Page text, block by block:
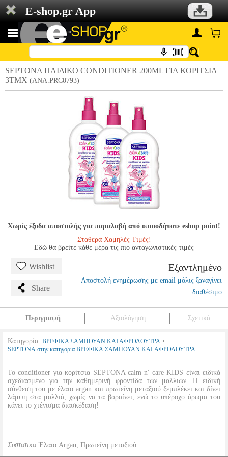
E-shop.gr App
SEPTONA ΠΑΙΔΙΚΟ CONDITIONER 200ML ΓΙΑ ΚΟΡΙΤΣΙΑ
3TMX (ANA.PRC0793)
Χωρίς έξοδα αποστολής για παραλαβή από οποιοδήποτε eshop point!
Σταθερά Χαμηλές Τιμές!
Εδώ θα βρείτε κάθε μέρα τις πιο ανταγωνιστικές τιμές
Wishlist
Share
Εξαντλημένο
Αποστολή ενημέρωσης με email μόλις ξαναγίνει
διαθέσιμο
Περιγραφή Αξιολόγηση Σχετικά
Κατηγορία: ΒΡΕΦΙΚΑ ΣΑΜΠΟΥΑΝ ΚΑΙ ΑΦΡΟΛΟΥΤΡΑ •
SEPTONA στην κατηγορία ΒΡΕΦΙΚΑ ΣΑΜΠΟΥΑΝ ΚΑΙ ΑΦΡΟΛΟΥΤΡΑ
Το conditioner για κορίτσια SEPTONA calm n' care KIDS είναι ειδικά
σχεδιασμένο για την καθημερινή φροντίδα των μαλλιών. Η ειδική
σύνθεση του με έλαιο argan και πρωτεΐνη μεταξιού ξεμπλέκει και δίνει
λάμψη στα μαλλιά, χωρίς να τα βαραίνει, ενώ το υπέροχο άρωμα του
κάνει το χτένισμα διασκέδαση!
Συστατικα:Έλαιο Argan, Πρωτεΐνη μεταξιού.